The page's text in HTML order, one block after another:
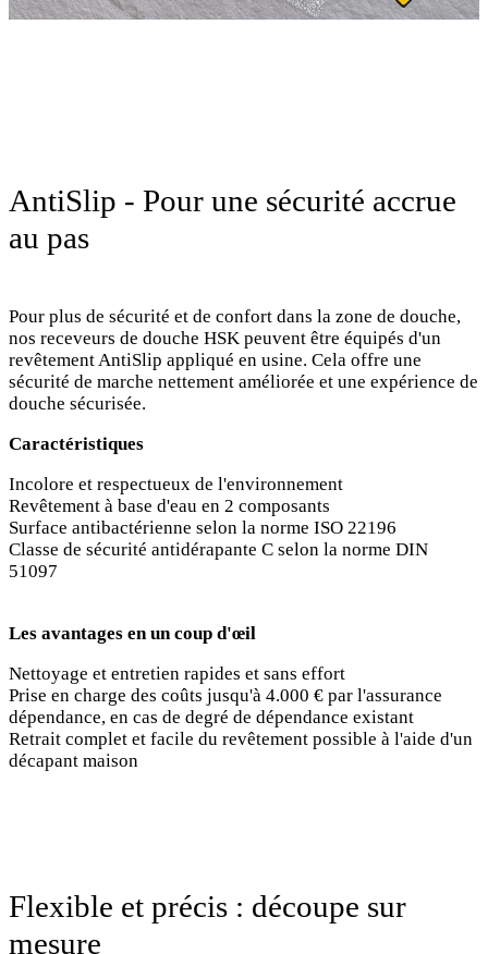
AntiSlip - Pour une sécurité accrue
au pas
Pour plus de sécurité et de confort dans la zone de douche,
nos receveurs de douche HSK peuvent être équipés d'un
revêtement AntiSlip appliqué en usine. Cela offre une
sécurité de marche nettement améliorée et une expérience de
douche sécurisée.
Caractéristiques
Incolore et respectueux de l'environnement
Revêtement à base d'eau en 2 composants
Surface antibactérienne selon la norme ISO 22196
Classe de sécurité antidérapante C selon la norme DIN
51097
Les avantages en un coup d'œil
Nettoyage et entretien rapides et sans effort
Prise en charge des coûts jusqu'à 4.000 € par l'assurance
dépendance, en cas de degré de dépendance existant
Retrait complet et facile du revêtement possible à l'aide d'un
décapant maison
Flexible et précis : découpe sur
mesure